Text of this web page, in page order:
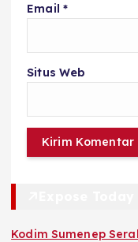
Email *
Situs Web
Kodim Sumenep